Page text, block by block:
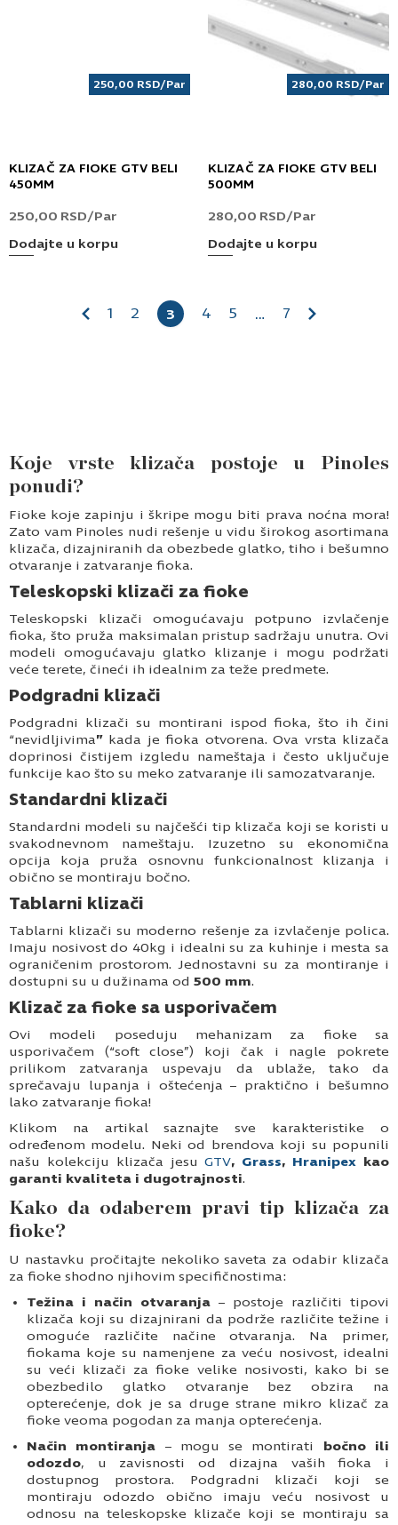
250,00 RSD/Par
KLIZAČ ZA FIOKE GTV BELI
450MM
250,00 RSD/Par
Dodajte u korpu
280,00 RSD/Par
KLIZAČ ZA FIOKE GTV BELI
500MM
280,00 RSD/Par
Dodajte u korpu
1 2 3 4 5 … 7
Koje vrste klizača postoje u Pinoles
ponudi?
Fioke koje zapinju i škripe mogu biti prava noćna mora!
Zato vam Pinoles nudi rešenje u vidu širokog asortimana
klizača, dizajniranih da obezbede glatko, tiho i bešumno
otvaranje i zatvaranje fioka.
Teleskopski klizači za fioke
Teleskopski klizači omogućavaju potpuno izvlačenje
fioka, što pruža maksimalan pristup sadržaju unutra. Ovi
modeli omogućavaju glatko klizanje i mogu podržati
veće terete, čineći ih idealnim za teže predmete.
Podgradni klizači
Podgradni klizači su montirani ispod fioka, što ih čini
“nevidljivima” kada je fioka otvorena. Ova vrsta klizača
doprinosi čistijem izgledu nameštaja i često uključuje
funkcije kao što su meko zatvaranje ili samozatvaranje.
Standardni klizači
Standardni modeli su najčešći tip klizača koji se koristi u
svakodnevnom nameštaju. Izuzetno su ekonomična
opcija koja pruža osnovnu funkcionalnost klizanja i
obično se montiraju bočno.
Tablarni klizači
Tablarni klizači su moderno rešenje za izvlačenje polica.
Imaju nosivost do 40kg i idealni su za kuhinje i mesta sa
ograničenim prostorom. Jednostavni su za montiranje i
dostupni su u dužinama od 500 mm.
Klizač za fioke sa usporivačem
Ovi modeli poseduju mehanizam za fioke sa
usporivačem (“soft close”) koji čak i nagle pokrete
prilikom zatvaranja uspevaju da ublaže, tako da
sprečavaju lupanja i oštećenja – praktično i bešumno
lako zatvaranje fioka!
Klikom na artikal saznajte sve karakteristike o
određenom modelu. Neki od brendova koji su popunili
našu kolekciju klizača jesu GTV, Grass, Hranipex kao
garanti kvaliteta i dugotrajnosti.
Kako da odaberem pravi tip klizača za
fioke?
U nastavku pročitajte nekoliko saveta za odabir klizača
za fioke shodno njihovim specifičnostima:
Težina i način otvaranja – postoje različiti tipovi
klizača koji su dizajnirani da podrže različite težine i
omoguće različite načine otvaranja. Na primer,
fiokama koje su namenjene za veću nosivost, idealni
su veći klizači za fioke velike nosivosti, kako bi se
obezbedilo glatko otvaranje bez obzira na
opterećenje, dok je sa druge strane mikro klizač za
fioke veoma pogodan za manja opterećenja.
Način montiranja – mogu se montirati bočno ili
odozdo, u zavisnosti od dizajna vaših fioka i
dostupnog prostora. Podgradni klizači koji se
montiraju odozdo obično imaju veću nosivost u
odnosu na teleskopske klizače koji se montiraju sa